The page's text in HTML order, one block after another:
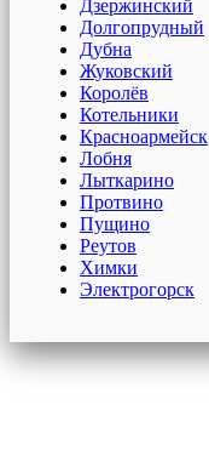
Дзержинский
Долгопрудный
Дубна
Жуковский
Королёв
Котельники
Красноармейск
Лобня
Лыткарино
Протвино
Пущино
Реутов
Химки
Электрогорск